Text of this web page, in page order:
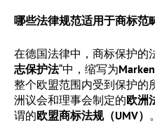
哪些法律规范适用于商标范
在德国法律中，商标保护的
志保护法“中，缩写为
整个欧盟范围内受到保护的
洲议会和理事会制定的欧洲
谓的欧盟商标法规（UMV） 。